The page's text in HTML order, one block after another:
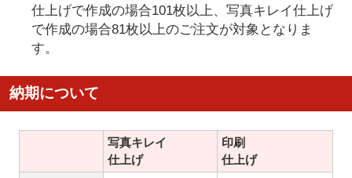
仕上げで作成の場合101枚以上、写真キレイ仕上げ
で作成の場合81枚以上のご注文が対象となりま
す。
納期について
写真キレイ
仕上げ
印刷
仕上げ